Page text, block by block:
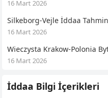
16 Mart 2026
Silkeborg-Vejle İddaa
16 Mart 2026
Wieczysta Krakow-Polonia
16 Mart 2026
İddaa Bilgi İçerikleri